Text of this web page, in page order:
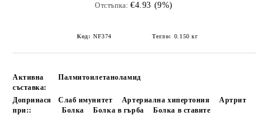
Отстъпка: €4.93 (9%)
Код: NF374 Тегло: 0.150 кг
Активна
съставка:
Палмитоилетаноламид
Допринася
при::
Слаб имунитет Артериална хипертония
Артрит
Болка
Болка в гърба
Болка в ставите